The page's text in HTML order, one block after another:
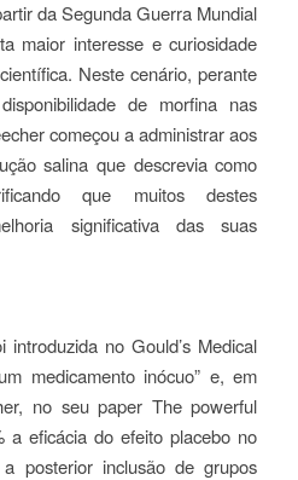
da Segunda Guerra Mundial
maior interesse e curiosidade
Neste cenário, perante
de morfina nas
começou a administrar aos
salina que descrevia como
que muitos destes
significativa das suas
introduzida noGould’s Medical
medicamento inócuo” e, em
no seupaper The powerful
a eficácia do efeito placebo no
posterior inclusão de grupos